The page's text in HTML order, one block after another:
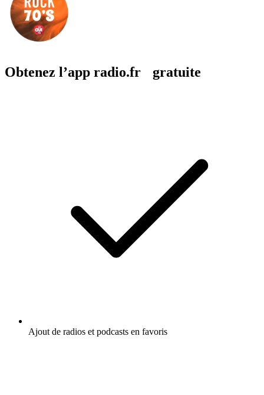
Obtenez l’app radio.fr gratuite
Ajout de radios et podcasts en favoris